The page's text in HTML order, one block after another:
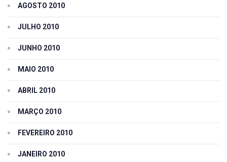
AGOSTO 2010
JULHO 2010
JUNHO 2010
MAIO 2010
ABRIL 2010
MARÇO 2010
FEVEREIRO 2010
JANEIRO 2010